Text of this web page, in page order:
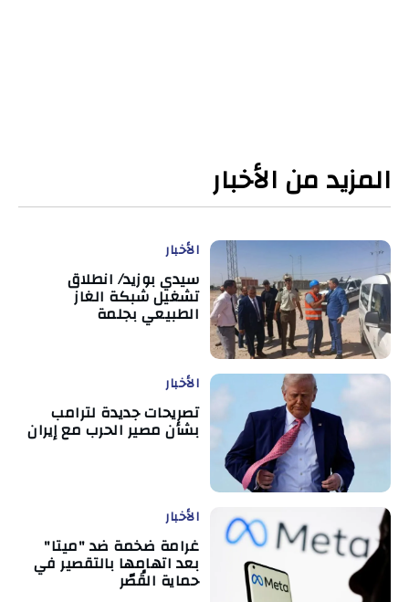
المزيد من الأخبار
الأخبار
سيدي بوزيد/ انطلاق
تشغيل شبكة الغاز
الطبيعي بجلمة
الأخبار
تصريحات جديدة لترامب
بشأن مصير الحرب مع إيران
الأخبار
غرامة ضخمة ضد "ميتا"
بعد اتهامها بالتقصير في
حماية القُصّر